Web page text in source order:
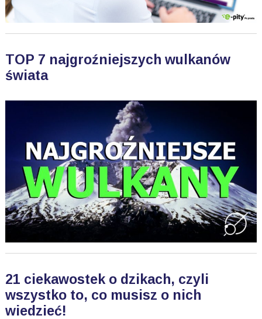
TOP 7 najgroźniejszych wulkanów
świata
21 ciekawostek o dzikach, czyli
wszystko to, co musisz o nich
wiedzieć!